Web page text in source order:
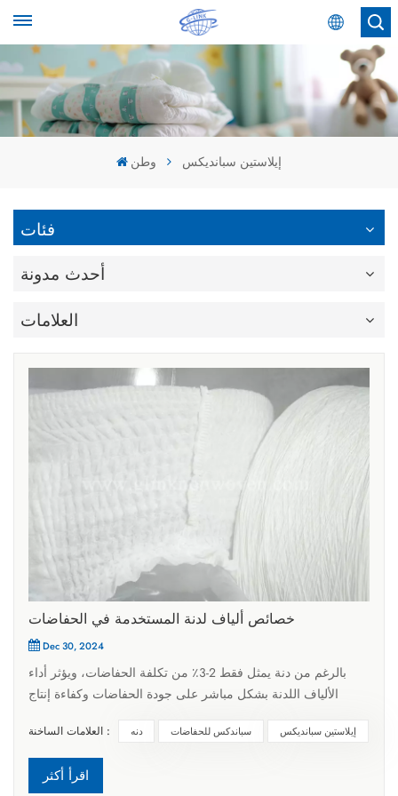
عربي
English
وطن إيلاستين سبانديكس
فئات
أحدث مدونة
العلامات
خصائص ألياف لدنة المستخدمة في الحفاضات
Dec 30, 2024
بالرغم من دنة يمثل فقط 2-3٪ من تكلفة الحفاضات، ويؤثر أداء
الألياف اللدنة بشكل مباشر على جودة الحفاضات وكفاءة إنتاج
الأداء الممتاز بثلاث خصائص: مرونة مناسبة، وفك سلس، والتصاق
جيد.أولاً، غزل دنة للحفاضات يحتاج إلى مرونة مناسبة ومعدل
استرداد مرن. عندما يكون الاسترداد المرن منخفضًا جدًا، لن تكون
العلامات الساخنة : دنه سباندكس للحفاضات إيلاستين سبانديكس
اقرأ أكثر